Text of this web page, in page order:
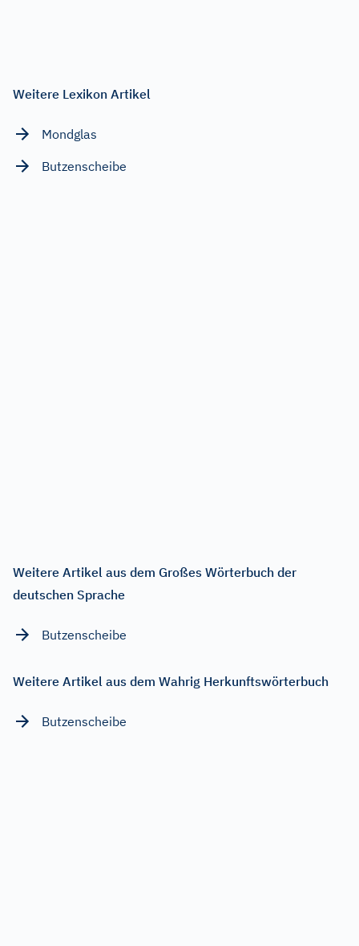
Weitere Lexikon Artikel
Mondglas
Butzenscheibe
Weitere Artikel aus dem Großes Wörterbuch der
deutschen Sprache
Butzenscheibe
Weitere Artikel aus dem Wahrig Herkunftswörterbuch
Butzenscheibe